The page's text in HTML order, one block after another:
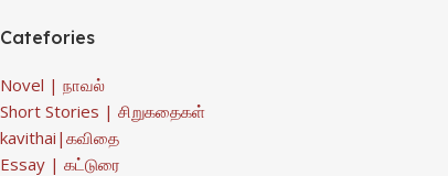
Catefories
Novel | நாவல்
Short Stories | சிறுகதைகள்
kavithai|கவிதை
Essay | கட்டுரை